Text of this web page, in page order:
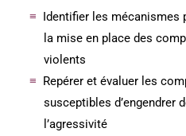
Identifier les mécanismes
la mise en place des
violents
Repérer et évaluer les
susceptibles d’engendrer
l’agressivité